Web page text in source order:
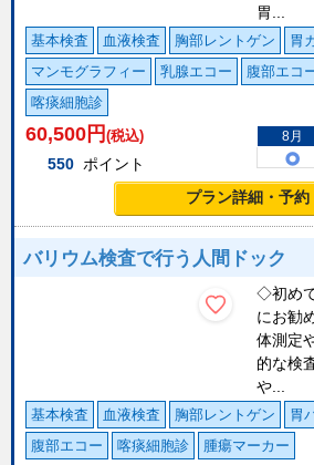
胃...
基本検査 血液検査 胸部レントゲン
胃
マンモグラフィー
乳腺エコー 腹部エコ
喀痰細胞診
60,500 円 (税込)
550 ポイント
8月
プラン詳細・予約
バリウム検査で行う人間ドック
◇初め
にお勧
体測定
的な検
や...
基本検査 血液検査 胸部レントゲン
胃
腹部エコー
喀痰細胞診 腫瘍マーカー